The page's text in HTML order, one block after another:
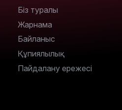
Біз туралы
Жарнама
Байланыс
Құпиялылық
Пайдалану ережесі